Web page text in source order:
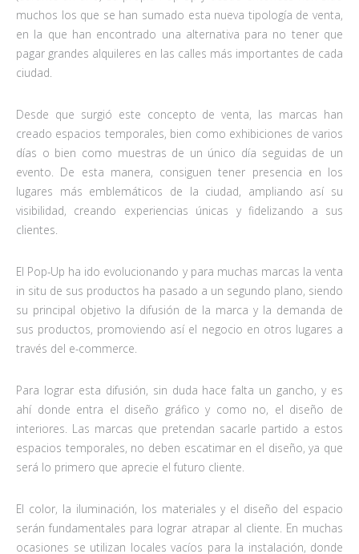
muchos los que se han sumado esta nueva tipología de venta,
en la que han encontrado una alternativa para no tener que
pagar grandes alquileres en las calles más importantes de cada
ciudad.
Desde que surgió este concepto de venta, las marcas han
creado espacios temporales, bien como exhibiciones de varios
días o bien como muestras de un único día seguidas de un
evento. De esta manera, consiguen tener presencia en los
lugares más emblemáticos de la ciudad, ampliando así su
visibilidad, creando experiencias únicas y fidelizando a sus
clientes.
El Pop-Up ha ido evolucionando y para muchas marcas la venta
in situ de sus productos ha pasado a un segundo plano, siendo
su principal objetivo la difusión de la marca y la demanda de
sus productos, promoviendo así el negocio en otros lugares a
través del e-commerce.
Para lograr esta difusión, sin duda hace falta un gancho, y es
ahí donde entra el diseño gráfico y como no, el diseño de
interiores. Las marcas que pretendan sacarle partido a estos
espacios temporales, no deben escatimar en el diseño, ya que
será lo primero que aprecie el futuro cliente.
El color, la iluminación, los materiales y el diseño del espacio
serán fundamentales para lograr atrapar al cliente. En muchas
ocasiones se utilizan locales vacíos para la instalación, donde